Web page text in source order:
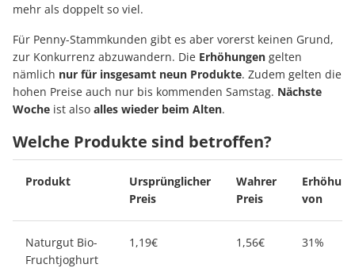
mehr als doppelt so viel.
Für Penny-Stammkunden gibt es aber vorerst keinen Grund,
zur Konkurrenz abzuwandern. Die Erhöhungen gelten
nämlich nur für insgesamt neun Produkte. Zudem gelten die
hohen Preise auch nur bis kommenden Samstag. Nächste
Woche ist also alles wieder beim Alten.
Welche Produkte sind betroffen?
Produkt
Ursprünglicher
Preis
Wahrer
Preis
Erhöhung
von
Naturgut Bio-
Fruchtjoghurt
1,19€ 1,56€ 31%